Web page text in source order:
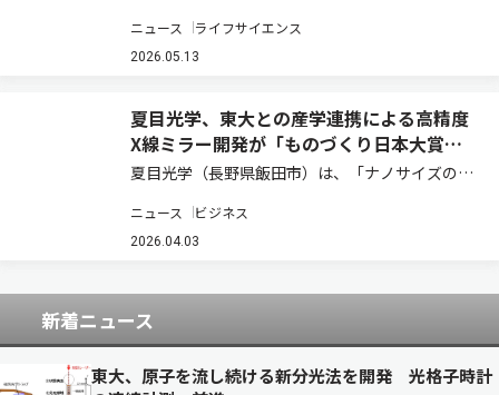
化が生じることを明らかにした（ニュースリリー
ス）。 ケロイドは難治性皮膚疾患の一つであり、
ニュース ライフサイエンス
2026.05.13
夏目光学、東大との産学連携による高精度
X線ミラー開発が「ものづくり日本大賞」
優秀賞を受賞
夏目光学（長野県飯田市）は、「ナノサイズの微
度X線ミラーの開発」により、第10回「ものづく
り日本大賞」優秀賞を受賞した（ニュースリリー
ニュース ビジネス
2026.04.03
新着ニュース
東大、原子を流し続ける新分光法を開発 光格子時計